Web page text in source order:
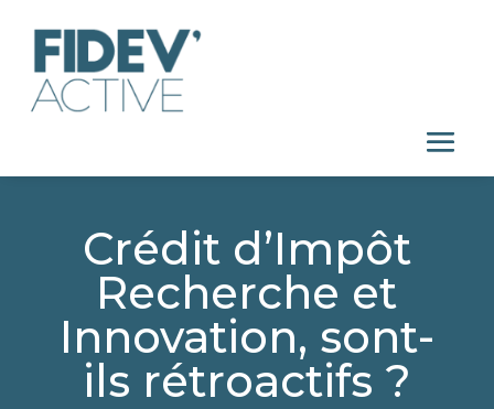
Crédit d’Impôt
Recherche et
Innovation, sont-
ils rétroactifs ?